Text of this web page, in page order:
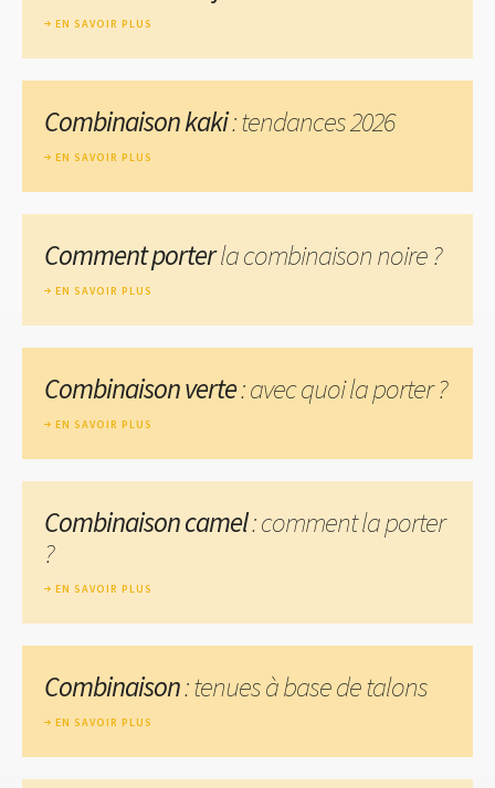
EN SAVOIR PLUS
Combinaison kaki: tendances 2026
EN SAVOIR PLUS
Comment porterla combinaison noire ?
EN SAVOIR PLUS
Combinaison verte: avec quoi la porter ?
EN SAVOIR PLUS
Combinaison camel: comment la porter
?
EN SAVOIR PLUS
Combinaison: tenues à base de talons
EN SAVOIR PLUS